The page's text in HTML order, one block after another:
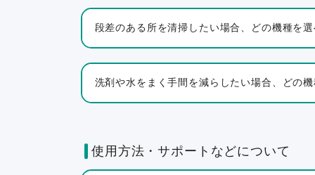
段差のある所を清掃したい場合、どの機種を
洗剤や水をまく手間を減らしたい場合、どの
使用方法・サポートなどについて